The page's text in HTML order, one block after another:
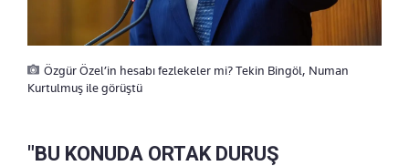
Özgür Özel’in hesabı fezlekeler mi? Tekin Bingöl, Numan
Kurtulmuş ile görüştü
"BU KONUDA ORTAK DURUŞ